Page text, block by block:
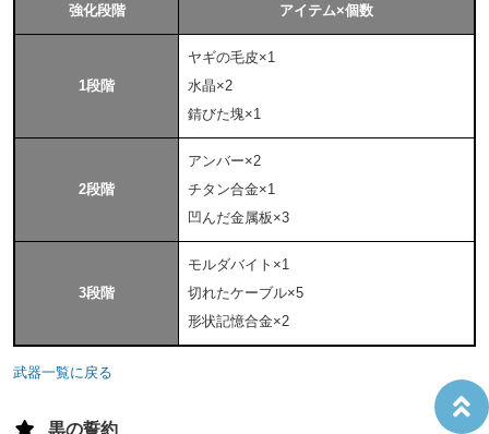
強化段階 アイテム×個数
1段階
ヤギの毛皮×1
水晶×2
錆びた塊×1
2段階
アンバー×2
チタン合金×1
凹んだ金属板×3
3段階
モルダバイト×1
切れたケーブル×5
形状記憶合金×2
武器一覧に戻る
黒の誓約